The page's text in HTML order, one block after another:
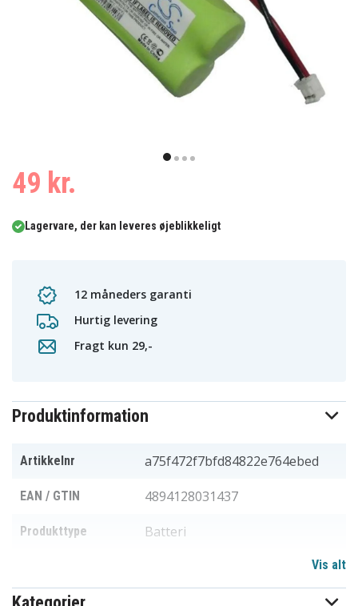
item
of
49 kr.
Lagervare, der kan leveres øjeblikkeligt
12 måneders garanti
Hurtig levering
Fragt kun 29,-
Produktinformation
Artikkelnr a75f472f7bfd84822e764ebed
EAN / GTIN 4894128031437
Produkttype Batteri
Passer til mærket
Vis alt